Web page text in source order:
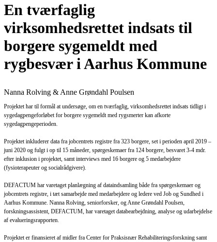
En tværfaglig
virksomhedsrettet indsats til
borgere sygemeldt med
rygbesvær i Aarhus Kommune
Nanna Rolving & Anne Grøndahl Poulsen
Projektet har til formål at undersøge, om en tværfaglig, virksomhedsrettet indsats tidligt i
sygedagpengeforløbet for borgere sygemeldt med rygsmerter kan afkorte
sygedagpengeperioden.
Projektet inkluderer data fra jobcentrets registre fra 323 borgere, set i perioden april 2019 –
juni 2020 og fulgt i op til 15 måneder, spørgeskemaer fra 124 borgere, besvaret 3-4 mdr.
efter inklusion i projektet, samt interviews med 16 borgere og 5 medarbejdere
(fysioterapeuter og socialrådgivere).
DEFACTUM har varetaget planlægning af dataindsamling både fra spørgeskemaer og
jobcentrets registre, i tæt samarbejde med medarbejdere og ledere ved Job og Sundhed i
Aarhus Kommune. Nanna Rolving, seniorforsker, og Anne Grøndahl Poulsen,
forskningsassistent, DEFACTUM, har varetaget databearbejdning, analyse og udarbejdelse
af evalueringsrapporten.
Projektet er finansieret af midler fra Center for Praksisnær Rehabiliteringsforskning samt